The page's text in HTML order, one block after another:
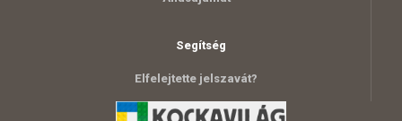
Segítség
Elfelejtette jelszavát?